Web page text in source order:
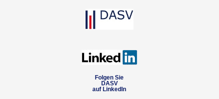
Folgen Sie
DASV
auf LinkedIn